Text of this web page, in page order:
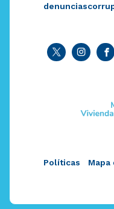
Políticas Mapa